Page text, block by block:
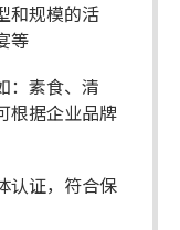
和规模的活
等
：素食、清
根据企业品牌
认证，符合保